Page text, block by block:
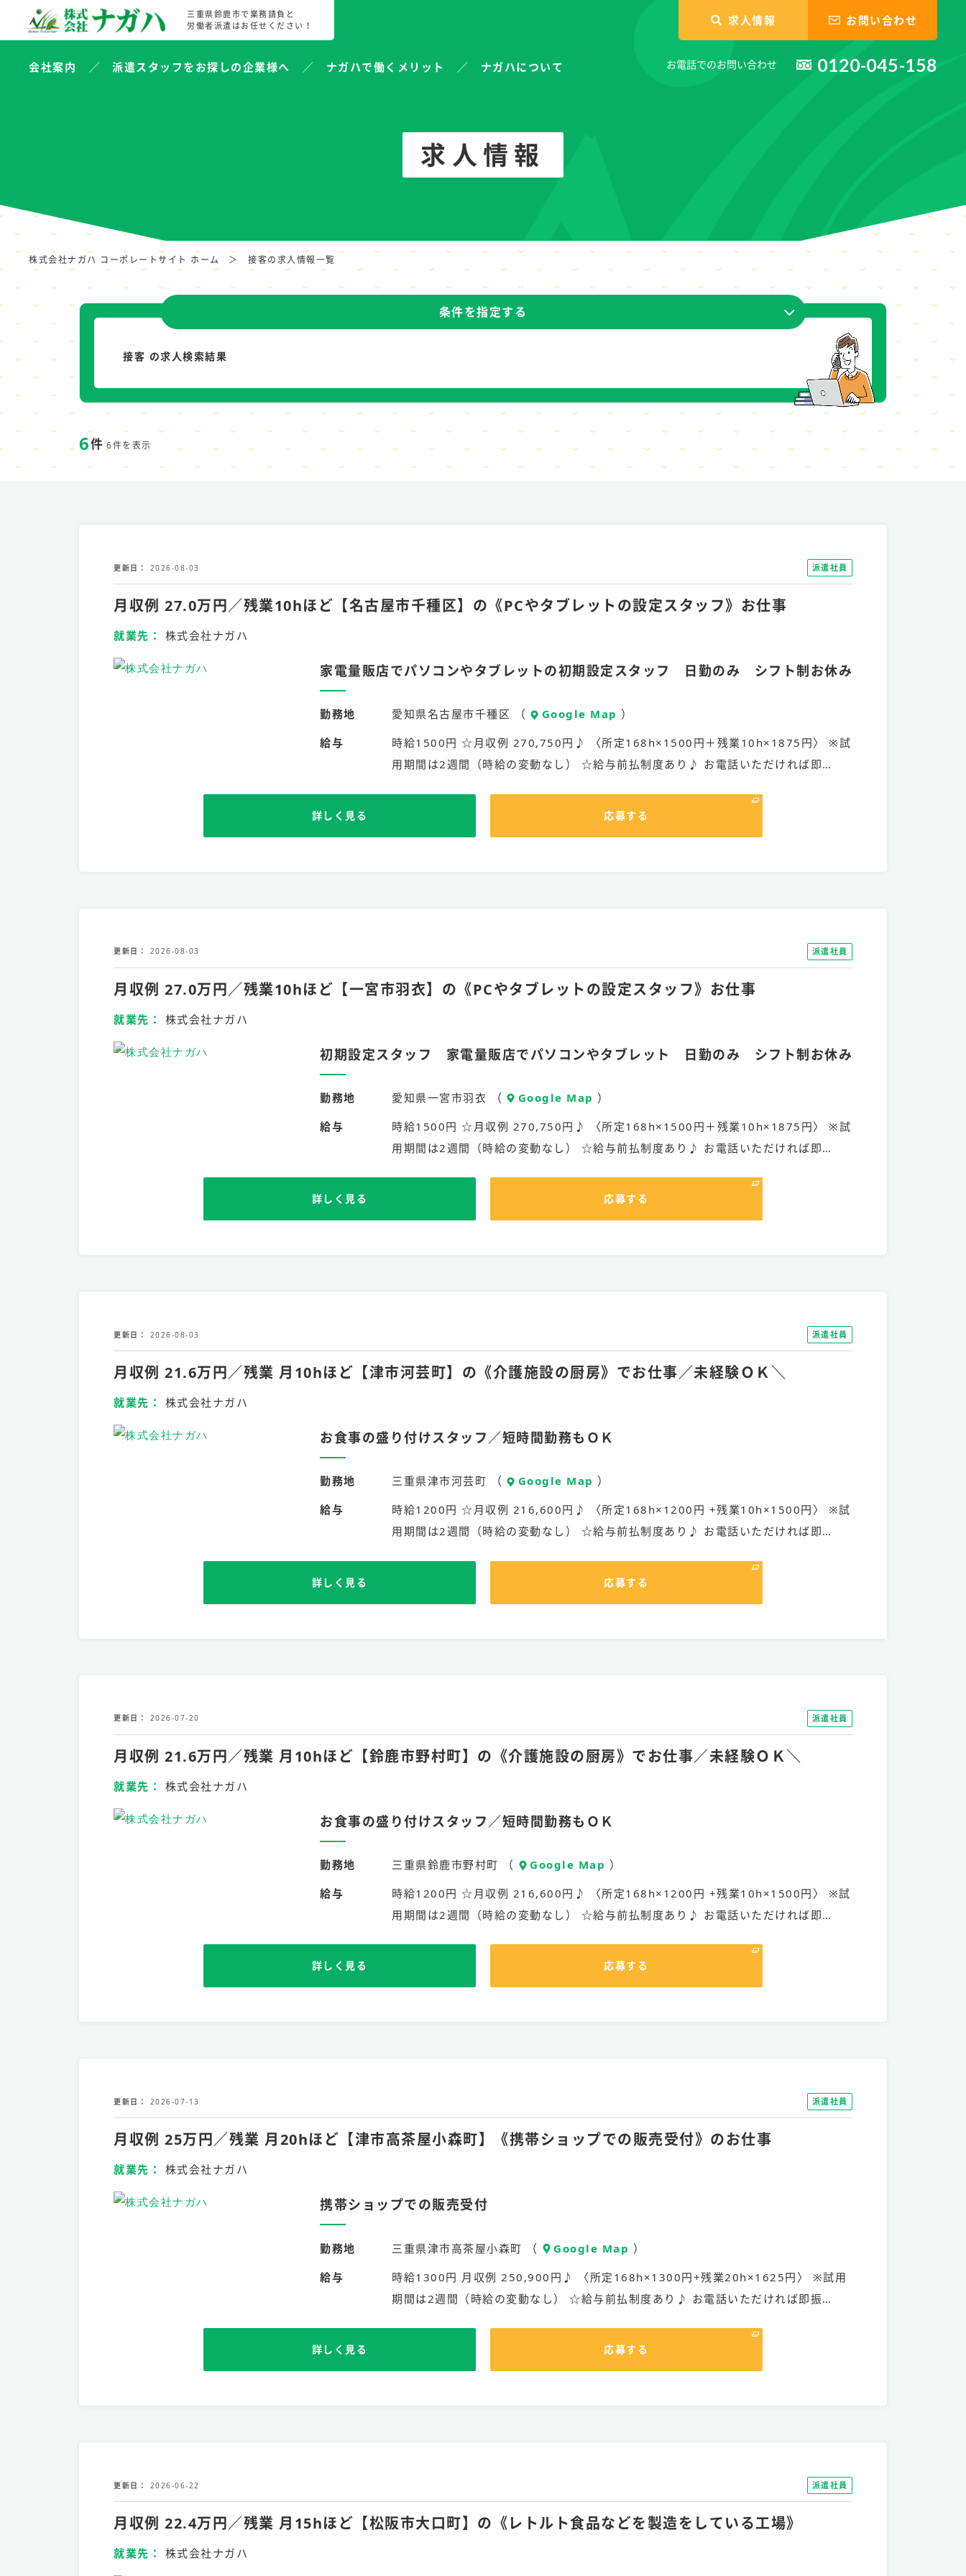
三重県鈴鹿市で業務請負と
労働者派遣はお任せください！
会社案内 派遣スタッフをお探しの企業様へ ナガハで働くメリット ナガハについて
求人情報 お問い合わせ
お電話でのお問い合わせ 0120-045-158
求人情報
株式会社ナガハ コーポレートサイト ホーム 接客の求人情報一覧
条件を指定する
接客 の求人検索結果
6件 6件を表示
更新日 2026-08-03 派遣社員
月収例 27.0万円／残業10hほど【名古屋市千種区】の《PCやタブレットの設定スタッフ》お仕事
就業先 株式会社ナガハ
家電量販店でパソコンやタブレットの初期設定スタッフ 日勤のみ シフト制お休み
勤務地 愛知県名古屋市千種区 （ Google Map ）
給与
時給1500円 ☆月収例 270,750円♪ 〈所定168h×1500円＋残業10h×1875円〉 ※試
用期間は2週間（時給の変動なし） ☆給与前払制度あり♪ お電話いただければ即…
詳しく見る 応募する
更新日 2026-08-03 派遣社員
月収例 27.0万円／残業10hほど【一宮市羽衣】の《PCやタブレットの設定スタッフ》お仕事
就業先 株式会社ナガハ
初期設定スタッフ 家電量販店でパソコンやタブレット 日勤のみ シフト制お休み
勤務地 愛知県一宮市羽衣 （ Google Map ）
給与
時給1500円 ☆月収例 270,750円♪ 〈所定168h×1500円＋残業10h×1875円〉 ※試
用期間は2週間（時給の変動なし） ☆給与前払制度あり♪ お電話いただければ即…
詳しく見る 応募する
更新日 2026-08-03 派遣社員
月収例 21.6万円／残業 月10hほど【津市河芸町】の《介護施設の厨房》でお仕事／未経験ＯＫ＼
就業先 株式会社ナガハ
お食事の盛り付けスタッフ／短時間勤務もＯＫ
勤務地 三重県津市河芸町 （ Google Map ）
給与
時給1200円 ☆月収例 216,600円♪ 〈所定168h×1200円 +残業10h×1500円〉 ※試
用期間は2週間（時給の変動なし） ☆給与前払制度あり♪ お電話いただければ即…
詳しく見る 応募する
更新日 2026-07-20 派遣社員
月収例 21.6万円／残業 月10hほど【鈴鹿市野村町】の《介護施設の厨房》でお仕事／未経験ＯＫ＼
就業先 株式会社ナガハ
お食事の盛り付けスタッフ／短時間勤務もＯＫ
勤務地 三重県鈴鹿市野村町 （ Google Map ）
給与
時給1200円 ☆月収例 216,600円♪ 〈所定168h×1200円 +残業10h×1500円〉 ※試
用期間は2週間（時給の変動なし） ☆給与前払制度あり♪ お電話いただければ即…
詳しく見る 応募する
更新日 2026-07-13 派遣社員
月収例 25万円／残業 月20hほど【津市高茶屋小森町】《携帯ショップでの販売受付》のお仕事
就業先 株式会社ナガハ
携帯ショップでの販売受付
勤務地 三重県津市高茶屋小森町 （ Google Map ）
給与
時給1300円 月収例 250,900円♪ 〈所定168h×1300円+残業20h×1625円〉 ※試用
期間は2週間（時給の変動なし） ☆給与前払制度あり♪ お電話いただければ即振…
詳しく見る 応募する
更新日 2026-06-22 派遣社員
月収例 22.4万円／残業 月15hほど【松阪市大口町】の《レトルト食品などを製造をしている工場》
就業先 株式会社ナガハ